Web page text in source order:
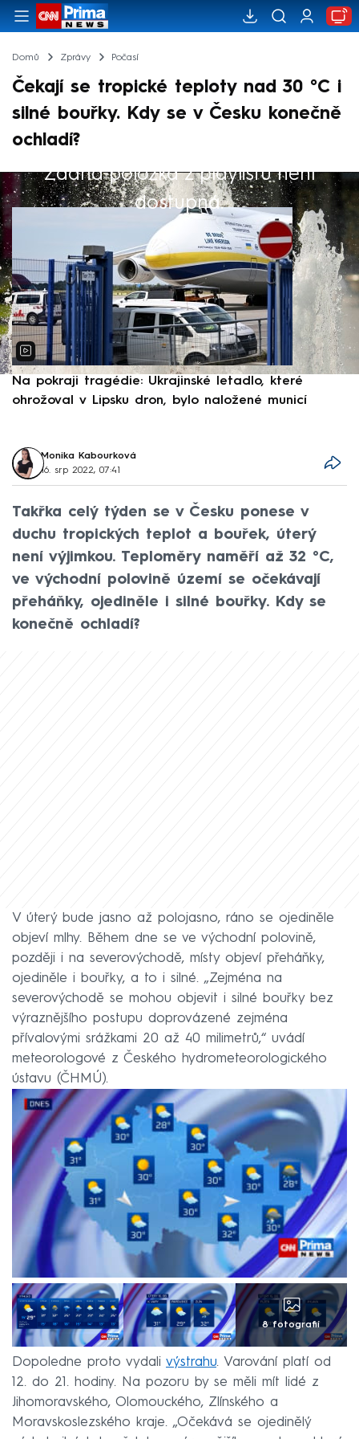
Domů Zprávy Počasí
Čekají se tropické teploty nad 30 °C i
silné bouřky. Kdy se v Česku konečně
ochladí?
Žádná položka z playlistu není
dostupná.
Výběr redakce
Na pokraji tragédie: Ukrajinské letadlo, které
ohrožoval v Lipsku dron, bylo naložené municí
Monika Kabourková
16. srp 2022, 07:41
Takřka celý týden se v Česku ponese v
duchu tropických teplot a bouřek, úterý
není výjimkou. Teploměry naměří až 32 °C,
ve východní polovině území se očekávají
přeháňky, ojediněle i silné bouřky. Kdy se
konečně ochladí?
V úterý bude jasno až polojasno, ráno se ojediněle
objeví mlhy. Během dne se ve východní polovině,
později i na severovýchodě, místy objeví přeháňky,
ojediněle i bouřky, a to i silné. „Zejména na
severovýchodě se mohou objevit i silné bouřky bez
výraznějšího postupu doprovázené zejména
přívalovými srážkami 20 až 40 milimetrů,“ uvádí
meteorologové z Českého hydrometeorologického
ústavu (ČHMÚ).
8 fotografií
Dopoledne proto vydali výstrahu. Varování platí od
12. do 21. hodiny. Na pozoru by se měli mít lidé z
Jihomoravského, Olomouckého, Zlínského a
Moravskoslezského kraje. „Očekává se ojedinělý